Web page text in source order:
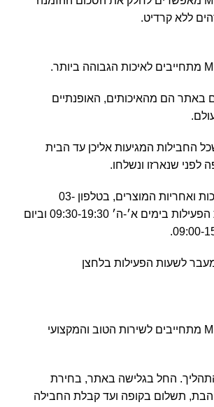
באתר הם מהאיכותים, האופנתיים
החבילות המגיעות אליכן עד הבית
לפני שנארזו ונשלחו.
כל שאלה לגבי איכות ואחריות המוצרים, בטלפון 03-
6480910 בשעות הפעילות בימים א׳-ה׳ 09:30-19:30 וביום
לשעות הפעילות בלחצן
אנחנו בM13online מתחייבים לשירות הטוב והמקצועי
החל בגלישה באתר, בחירת
תשלום בקופה ועד קבלת החבילה